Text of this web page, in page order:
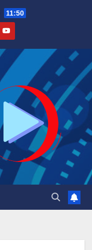
11:50